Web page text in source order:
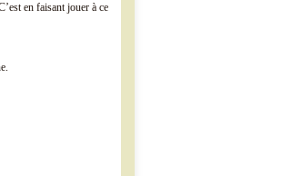
en faisant jouer à ce